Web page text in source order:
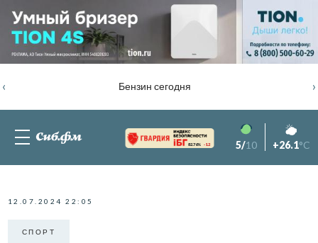
Бензин сегодня
‹ ›
82.76% -1.2 5/10 +26.1°C
12.07.2024 22:05
СПОРТ